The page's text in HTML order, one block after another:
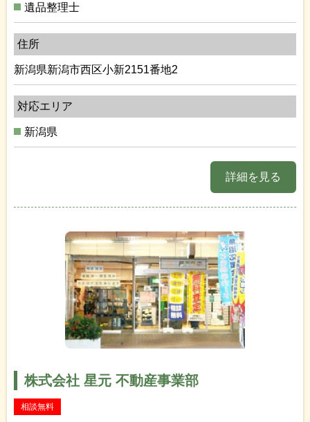
遺品整理士
住所
新潟県新潟市西区小新2151番地2
対応エリア
新潟県
詳細を見る
株式会社 星元 不動産事業部
相談無料